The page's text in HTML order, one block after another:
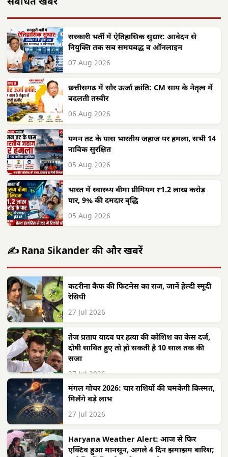
सरकारी भर्ती में ऐतिहासिक सुधार: आवेदन से
नियुक्ति तक सब समयबद्ध व ऑनलाइन
07 Aug 2026
छत्तीसगढ़ में सौर ऊर्जा क्रांति: CM साय के नेतृत्व में
बदलती तस्वीर
06 Aug 2026
यमन तट के पास भारतीय जहाज पर हमला, सभी 14
नाविक सुरक्षित
05 Aug 2026
भारत में स्वास्थ्य बीमा प्रीमियम ₹1.2 लाख करोड़
पार, 9% की दमदार वृद्धि
05 Aug 2026
✍️ Rana Sikander की और खबरें
कटरीना कैफ की फिटनेस का राज, जानें हेल्दी स्मूदी
रेसिपी
27 Jul 2026
तेज प्रताप यादव पर हत्या की कोशिश का केस दर्ज,
दोषी साबित हुए तो हो सकती है 10 साल तक की
सजा
27 Jul 2026
मंगल गोचर 2026: चार राशियों की चमकेगी किस्मत,
मिलेंगे बड़े लाभ
27 Jul 2026
Haryana Weather Alert: आज से फिर
एक्टिव हुआ मानसून, अगले 4 दिन झमाझम बारिश;